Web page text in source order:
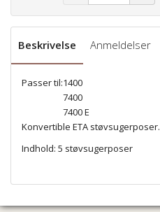
Beskrivelse Anmeldelser
Passer til:1400
7400
7400 E
Konvertible ETA støvsugerposer.
Indhold: 5 støvsugerposer